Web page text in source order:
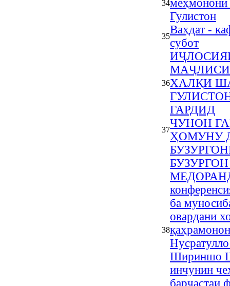
34
Гулистон
35
Ваҳдат -
субот
36ХАЛҚИ
ГАРДИД
37
ЧУНОН
ҲОМУНУ
38
МЕДОРАНД
ба
овардани
Шириншо
инчунин
барҷастаи